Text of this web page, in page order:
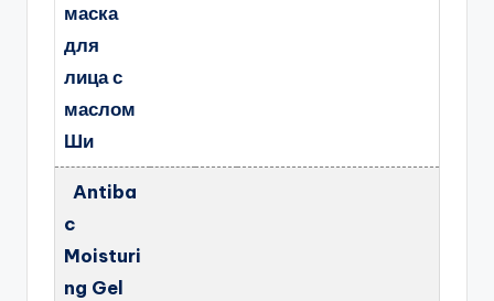
маска
для
лица с
маслом
Ши
Antiba
c
Moisturi
ng Gel